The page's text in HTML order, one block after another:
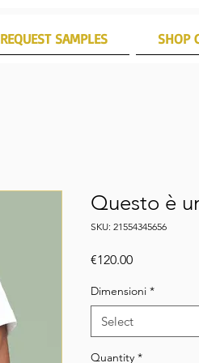
REQUEST SAMPLES SHOP
Questo è
SKU: 21554345656
€120.00Price
Dimensioni *
Select
Quantity *